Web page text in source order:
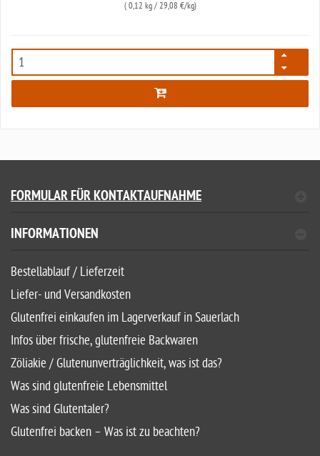
( 0,12 kg/ 29,08 €/kg)
7867
FORMULAR FÜR KONTAKTAUFNAHME
INFORMATIONEN
Bestellablauf / Lieferzeit
Liefer- und Versandkosten
Glutenfrei einkaufen im Lagerverkauf in Sauerlach
Infos über frische, glutenfreie Backwaren
Zöliakie / Glutenunverträglichkeit, was ist das?
Was sind glutenfreie Lebensmittel
Was sind Glutentaler?
Glutenfrei backen – Was ist zu beachten?